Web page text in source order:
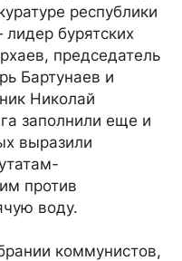
республики
бурятских
председатель
Бартунаев и
Николай
заполнили еще и
выразили
против
воду.
коммунистов,